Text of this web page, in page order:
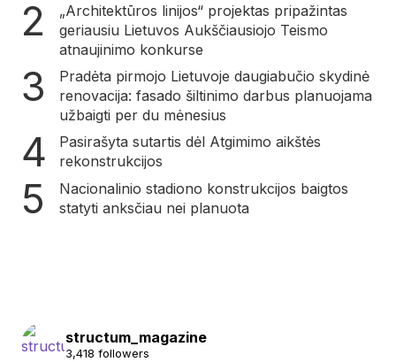
„Architektūros linijos“ projektas pripažintas
geriausiu Lietuvos Aukščiausiojo Teismo
atnaujinimo konkurse
Pradėta pirmojo Lietuvoje daugiabučio skydinė
renovacija: fasado šiltinimo darbus planuojama
užbaigti per du mėnesius
Pasirašyta sutartis dėl Atgimimo aikštės
rekonstrukcijos
Nacionalinio stadiono konstrukcijos baigtos
statyti anksčiau nei planuota
structum_magazine
3,418 followers